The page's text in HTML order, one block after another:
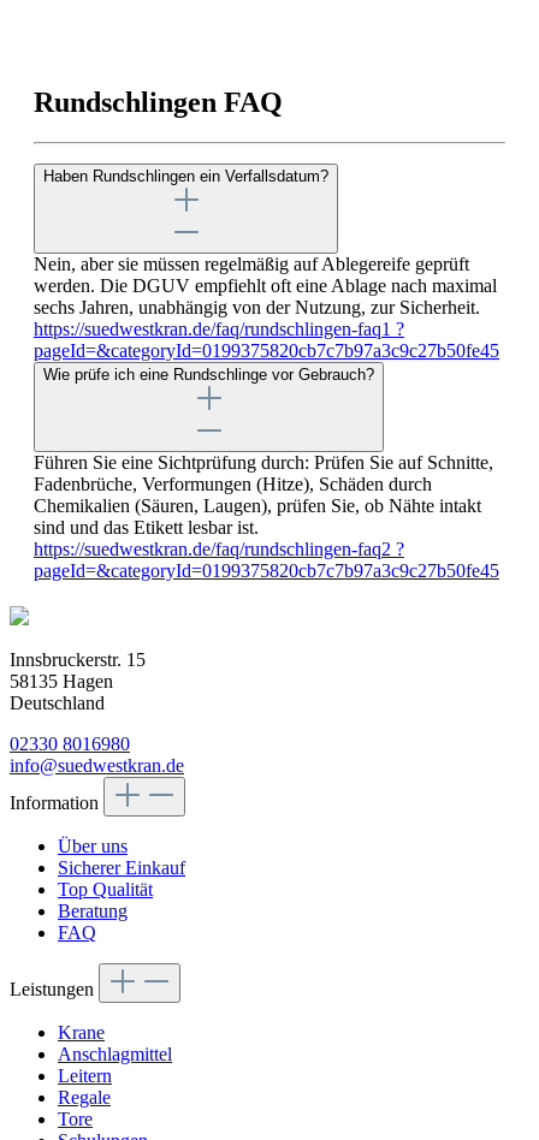
Rundschlingen FAQ
Haben Rundschlingen ein Verfallsdatum?
Nein, aber sie müssen regelmäßig auf Ablegereife geprüft
werden. Die DGUV empfiehlt oft eine Ablage nach maximal
sechs Jahren, unabhängig von der Nutzung, zur Sicherheit.
https://suedwestkran.de/faq/rundschlingen-faq1 ?
pageId=&categoryId=0199375820cb7c7b97a3c9c27b50fe45
Wie prüfe ich eine Rundschlinge vor Gebrauch?
Führen Sie eine Sichtprüfung durch: Prüfen Sie auf Schnitte,
Fadenbrüche, Verformungen (Hitze), Schäden durch
Chemikalien (Säuren, Laugen), prüfen Sie, ob Nähte intakt
sind und das Etikett lesbar ist.
https://suedwestkran.de/faq/rundschlingen-faq2 ?
pageId=&categoryId=0199375820cb7c7b97a3c9c27b50fe45
Innsbruckerstr. 15
58135 Hagen
Deutschland
02330 8016980
info@suedwestkran.de
Information
Über uns
Sicherer Einkauf
Top Qualität
Beratung
FAQ
Leistungen
Krane
Anschlagmittel
Leitern
Regale
Tore